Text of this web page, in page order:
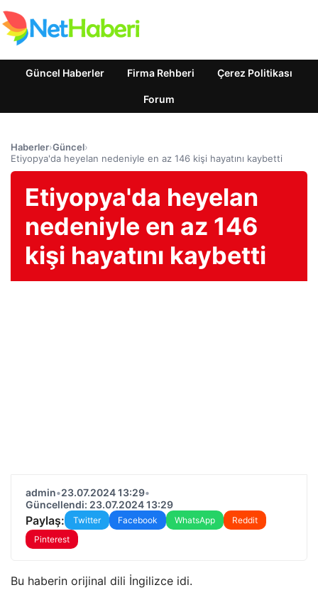
Güncel Haberler Firma Rehberi Çerez Politikası
Forum
Haberler›Güncel›
Etiyopya'da heyelan nedeniyle en az 146 kişi hayatını kaybetti
Etiyopya'da heyelan
nedeniyle en az 146
kişi hayatını kaybetti
admin•23.07.2024 13:29•
Güncellendi: 23.07.2024 13:29
Paylaş: Twitter Facebook WhatsApp
Reddit
Pinterest
Bu haberin orijinal dili İngilizce idi.